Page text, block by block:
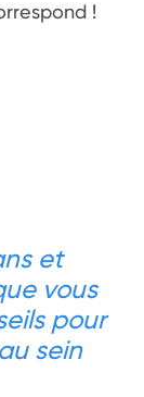
!
et
vous
pour
sein